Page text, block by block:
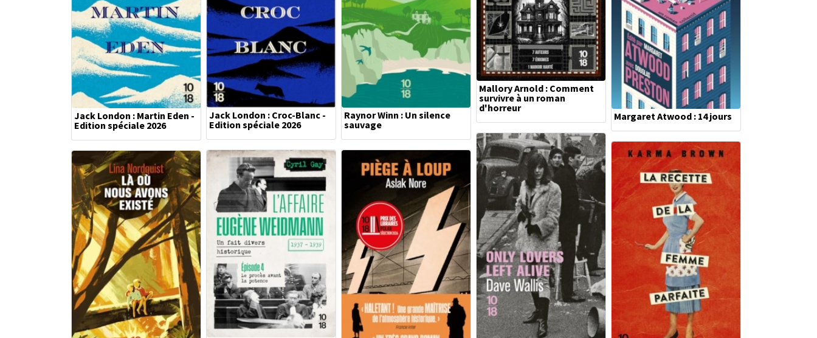
Raynor Winn : Un silence
sauvage
Jack London : Martin Eden -
Edition spéciale 2026
Jack London : Croc-Blanc -
Edition spéciale 2026
Mallory Arnold : Comment
survivre à un roman
d'horreur
Margaret Atwood : 14 jours